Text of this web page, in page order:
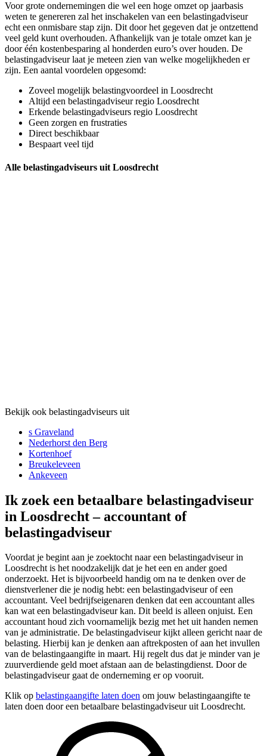
Voor grote ondernemingen die wel een hoge omzet op jaarbasis
weten te genereren zal het inschakelen van een belastingadviseur
echt een onmisbare stap zijn. Dit door het gegeven dat je ontzettend
veel geld kunt overhouden. Afhankelijk van je totale omzet kan je
door één kostenbesparing al honderden euro’s over houden. De
belastingadviseur laat je meteen zien van welke mogelijkheden er
zijn. Een aantal voordelen opgesomd:
Zoveel mogelijk belastingvoordeel in Loosdrecht
Altijd een belastingadviseur regio Loosdrecht
Erkende belastingadviseurs regio Loosdrecht
Geen zorgen en frustraties
Direct beschikbaar
Bespaart veel tijd
Alle belastingadviseurs uit Loosdrecht
Bekijk ook belastingadviseurs uit
s Graveland
Nederhorst den Berg
Kortenhoef
Breukeleveen
Ankeveen
Ik zoek een betaalbare belastingadviseur
in Loosdrecht – accountant of
belastingadviseur
Voordat je begint aan je zoektocht naar een belastingadviseur in
Loosdrecht is het noodzakelijk dat je het een en ander goed
onderzoekt. Het is bijvoorbeeld handig om na te denken over de
dienstverlener die je nodig hebt: een belastingadviseur of een
accountant. Veel bedrijfseigenaren denken dat een accountant alles
kan wat een belastingadviseur kan. Dit beeld is alleen onjuist. Een
accountant houd zich voornamelijk bezig met het uit handen nemen
van je administratie. De belastingadviseur kijkt alleen gericht naar de
belasting. Hierbij kan je denken aan aftrekposten of aan het invullen
van de belastingaangifte in maart. Hij regelt dus dat je minder van je
zuurverdiende geld moet afstaan aan de belastingdienst. Door de
belastingadviseur gaat de onderneming er op vooruit.
Klik op belastingaangifte laten doen om jouw belastingaangifte te
laten doen door een betaalbare belastingadviseur uit Loosdrecht.